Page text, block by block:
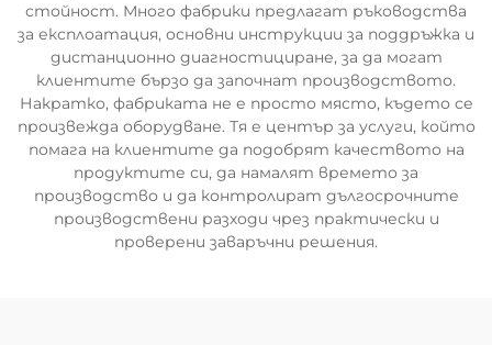
стойност. Много фабрики предлагат ръководства
за експлоатация, основни инструкции за поддръжка и
дистанционно диагностициране, за да могат
клиентите бързо да започнат производството.
Накратко, фабриката не е просто място, където се
произвежда оборудване. Тя е център за услуги, който
помага на клиентите да подобрят качеството на
продуктите си, да намалят времето за
производство и да контролират дългосрочните
производствени разходи чрез практически и
проверени заваръчни решения.